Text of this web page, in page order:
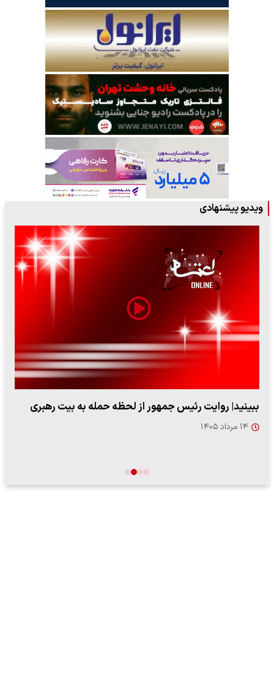
ویدیو پیشنهادی
ببینید| روایت رئیس جمهور از لحظه حمله به بیت رهبری
۱۴ مرداد ۱۴۰۵